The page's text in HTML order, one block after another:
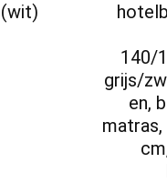
140/
grijs/
en,